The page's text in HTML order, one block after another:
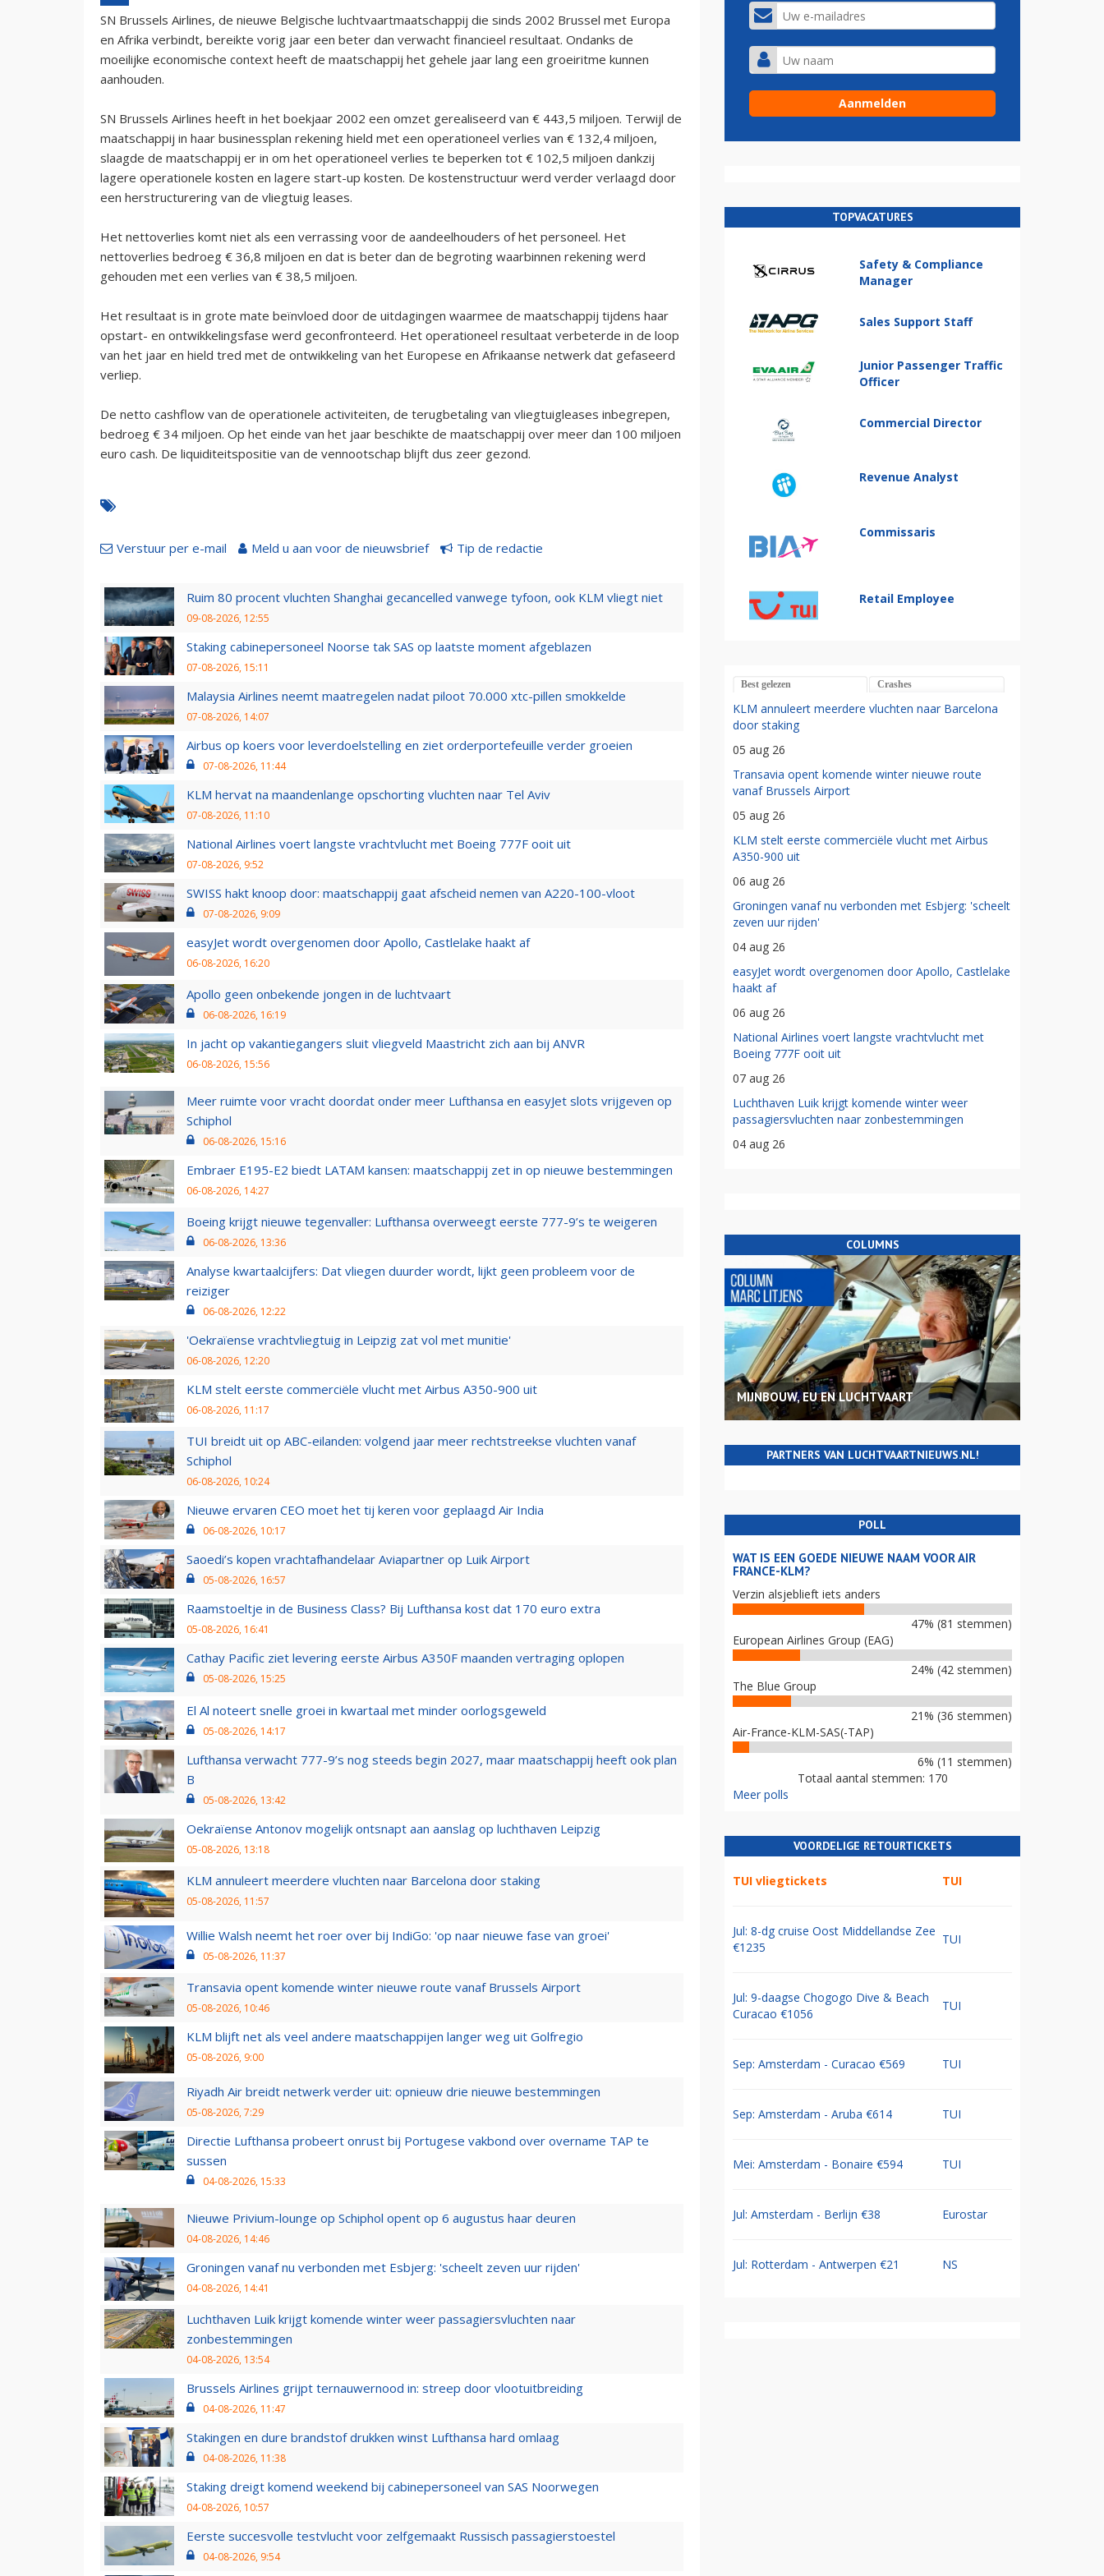
SN Brussels Airlines, de nieuwe Belgische luchtvaartmaatschappij die sinds 2002 Brussel met Europa
en Afrika verbindt, bereikte vorig jaar een beter dan verwacht financieel resultaat. Ondanks de
moeilijke economische context heeft de maatschappij het gehele jaar lang een groeiritme kunnen
aanhouden.
SN Brussels Airlines heeft in het boekjaar 2002 een omzet gerealiseerd van € 443,5 miljoen. Terwijl de
maatschappij in haar businessplan rekening hield met een operationeel verlies van € 132,4 miljoen,
slaagde de maatschappij er in om het operationeel verlies te beperken tot € 102,5 miljoen dankzij
lagere operationele kosten en lagere start-up kosten. De kostenstructuur werd verder verlaagd door
een herstructurering van de vliegtuig leases.
Het nettoverlies komt niet als een verrassing voor de aandeelhouders of het personeel. Het
nettoverlies bedroeg € 36,8 miljoen en dat is beter dan de begroting waarbinnen rekening werd
gehouden met een verlies van € 38,5 miljoen.
Het resultaat is in grote mate beïnvloed door de uitdagingen waarmee de maatschappij tijdens haar
opstart- en ontwikkelingsfase werd geconfronteerd. Het operationeel resultaat verbeterde in de loop
van het jaar en hield tred met de ontwikkeling van het Europese en Afrikaanse netwerk dat gefaseerd
verliep.
De netto cashflow van de operationele activiteiten, de terugbetaling van vliegtuigleases inbegrepen,
bedroeg € 34 miljoen. Op het einde van het jaar beschikte de maatschappij over meer dan 100 miljoen
euro cash. De liquiditeitspositie van de vennootschap blijft dus zeer gezond.
Verstuur per e-mail Meld u aan voor de nieuwsbrief Tip de redactie
Ruim 80 procent vluchten Shanghai gecancelled vanwege tyfoon, ook KLM vliegt niet
09-08-2026, 12:55
Staking cabinepersoneel Noorse tak SAS op laatste moment afgeblazen
07-08-2026, 15:11
Malaysia Airlines neemt maatregelen nadat piloot 70.000 xtc-pillen smokkelde
07-08-2026, 14:07
Airbus op koers voor leverdoelstelling en ziet orderportefeuille verder groeien
07-08-2026, 11:44
KLM hervat na maandenlange opschorting vluchten naar Tel Aviv
07-08-2026, 11:10
National Airlines voert langste vrachtvlucht met Boeing 777F ooit uit
07-08-2026, 9:52
SWISS hakt knoop door: maatschappij gaat afscheid nemen van A220-100-vloot
07-08-2026, 9:09
easyJet wordt overgenomen door Apollo, Castlelake haakt af
06-08-2026, 16:20
Apollo geen onbekende jongen in de luchtvaart
06-08-2026, 16:19
In jacht op vakantiegangers sluit vliegveld Maastricht zich aan bij ANVR
06-08-2026, 15:56
Meer ruimte voor vracht doordat onder meer Lufthansa en easyJet slots vrijgeven op
Schiphol
06-08-2026, 15:16
Embraer E195-E2 biedt LATAM kansen: maatschappij zet in op nieuwe bestemmingen
06-08-2026, 14:27
Boeing krijgt nieuwe tegenvaller: Lufthansa overweegt eerste 777-9’s te weigeren
06-08-2026, 13:36
Analyse kwartaalcijfers: Dat vliegen duurder wordt, lijkt geen probleem voor de
reiziger
06-08-2026, 12:22
'Oekraïense vrachtvliegtuig in Leipzig zat vol met munitie'
06-08-2026, 12:20
KLM stelt eerste commerciële vlucht met Airbus A350-900 uit
06-08-2026, 11:17
TUI breidt uit op ABC-eilanden: volgend jaar meer rechtstreekse vluchten vanaf
Schiphol
06-08-2026, 10:24
Nieuwe ervaren CEO moet het tij keren voor geplaagd Air India
06-08-2026, 10:17
Saoedi’s kopen vrachtafhandelaar Aviapartner op Luik Airport
05-08-2026, 16:57
Raamstoeltje in de Business Class? Bij Lufthansa kost dat 170 euro extra
05-08-2026, 16:41
Cathay Pacific ziet levering eerste Airbus A350F maanden vertraging oplopen
05-08-2026, 15:25
El Al noteert snelle groei in kwartaal met minder oorlogsgeweld
05-08-2026, 14:17
Lufthansa verwacht 777-9’s nog steeds begin 2027, maar maatschappij heeft ook plan
B
05-08-2026, 13:42
Oekraïense Antonov mogelijk ontsnapt aan aanslag op luchthaven Leipzig
05-08-2026, 13:18
KLM annuleert meerdere vluchten naar Barcelona door staking
05-08-2026, 11:57
Willie Walsh neemt het roer over bij IndiGo: 'op naar nieuwe fase van groei'
05-08-2026, 11:37
Transavia opent komende winter nieuwe route vanaf Brussels Airport
05-08-2026, 10:46
KLM blijft net als veel andere maatschappijen langer weg uit Golfregio
05-08-2026, 9:00
Riyadh Air breidt netwerk verder uit: opnieuw drie nieuwe bestemmingen
05-08-2026, 7:29
Directie Lufthansa probeert onrust bij Portugese vakbond over overname TAP te
sussen
04-08-2026, 15:33
Nieuwe Privium-lounge op Schiphol opent op 6 augustus haar deuren
04-08-2026, 14:46
Groningen vanaf nu verbonden met Esbjerg: 'scheelt zeven uur rijden'
04-08-2026, 14:41
Luchthaven Luik krijgt komende winter weer passagiersvluchten naar
zonbestemmingen
04-08-2026, 13:54
Brussels Airlines grijpt ternauwernood in: streep door vlootuitbreiding
04-08-2026, 11:47
Stakingen en dure brandstof drukken winst Lufthansa hard omlaag
04-08-2026, 11:38
Staking dreigt komend weekend bij cabinepersoneel van SAS Noorwegen
04-08-2026, 10:57
Eerste succesvolle testvlucht voor zelfgemaakt Russisch passagierstoestel
04-08-2026, 9:54
TOPVACATURES
Safety & Compliance
Manager
Sales Support Staff
Junior Passenger Traffic
Officer
Commercial Director
Revenue Analyst
Commissaris
Retail Employee
Best gelezen Crashes
KLM annuleert meerdere vluchten naar Barcelona
door staking
05 aug 26
Transavia opent komende winter nieuwe route
vanaf Brussels Airport
05 aug 26
KLM stelt eerste commerciële vlucht met Airbus
A350-900 uit
06 aug 26
Groningen vanaf nu verbonden met Esbjerg: 'scheelt
zeven uur rijden'
04 aug 26
easyJet wordt overgenomen door Apollo, Castlelake
haakt af
06 aug 26
National Airlines voert langste vrachtvlucht met
Boeing 777F ooit uit
07 aug 26
Luchthaven Luik krijgt komende winter weer
passagiersvluchten naar zonbestemmingen
04 aug 26
COLUMNS
MIJNBOUW, EU EN LUCHTVAART
PARTNERS VAN LUCHTVAARTNIEUWS.NL!
POLL
WAT IS EEN GOEDE NIEUWE NAAM VOOR AIR
FRANCE-KLM?
Verzin alsjeblieft iets anders
47% (81 stemmen)
European Airlines Group (EAG)
24% (42 stemmen)
The Blue Group
21% (36 stemmen)
Air-France-KLM-SAS(-TAP)
6% (11 stemmen)
Totaal aantal stemmen: 170
Meer polls
VOORDELIGE RETOURTICKETS
TUI vliegtickets TUI
Jul: 8-dg cruise Oost Middellandse Zee
€1235
TUI
Jul: 9-daagse Chogogo Dive & Beach
Curacao €1056
TUI
Sep: Amsterdam - Curacao €569 TUI
Sep: Amsterdam - Aruba €614 TUI
Mei: Amsterdam - Bonaire €594 TUI
Jul: Amsterdam - Berlijn €38 Eurostar
Jul: Rotterdam - Antwerpen €21 NS